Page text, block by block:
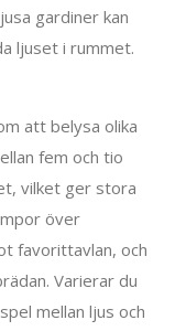
gardiner kan
ljuset i rummet.
att belysa olika
fem och tio
vilket ger stora
över
favorittavlan, och
Varierar du
mellan ljus och